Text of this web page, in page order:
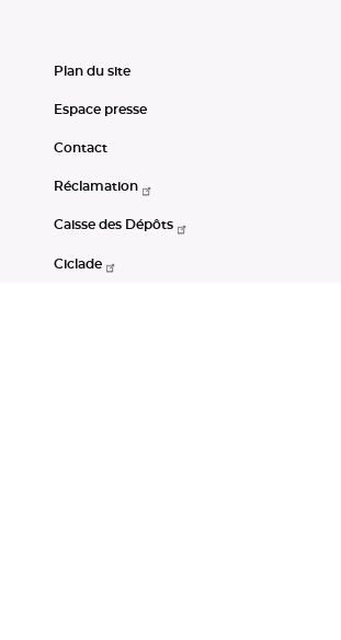
Plan du site
Espace presse
Contact
Réclamation
Caisse des Dépôts
Ciclade